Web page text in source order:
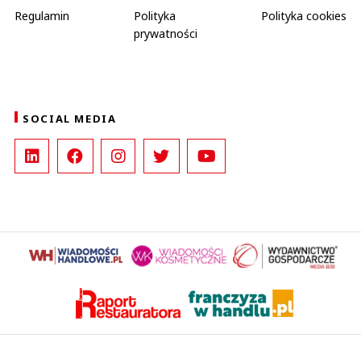
Regulamin
Polityka
prywatności
Polityka cookies
SOCIAL MEDIA